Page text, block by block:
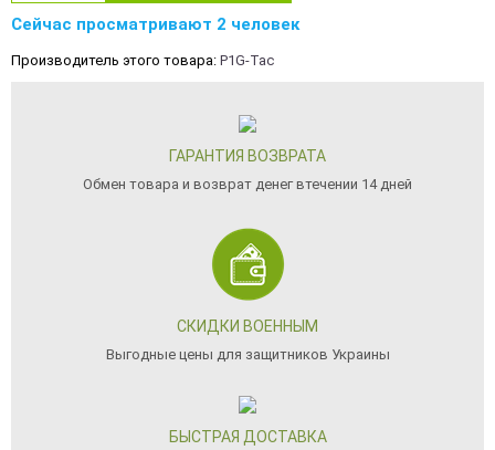
Сейчас просматривают 2 человек
Производитель этого товара: P1G-Tac
ГАРАНТИЯ ВОЗВРАТА
Обмен товара и возврат денег втечении 14 дней
СКИДКИ ВОЕННЫМ
Выгодные цены для защитников Украины
БЫСТРАЯ ДОСТАВКА